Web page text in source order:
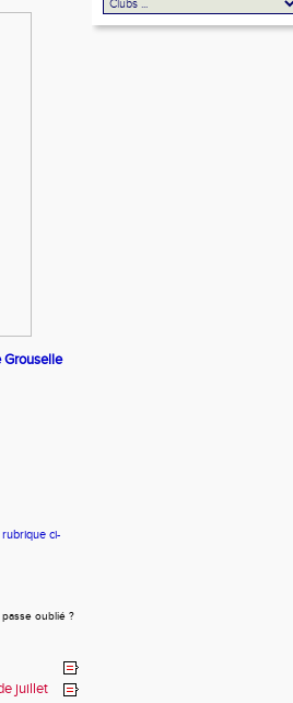
Grouselle
ci-
oublié ?
juillet